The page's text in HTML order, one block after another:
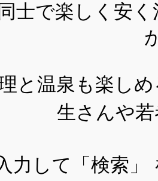
士で楽しく安
と温泉も楽し
生さんや
力して「検索